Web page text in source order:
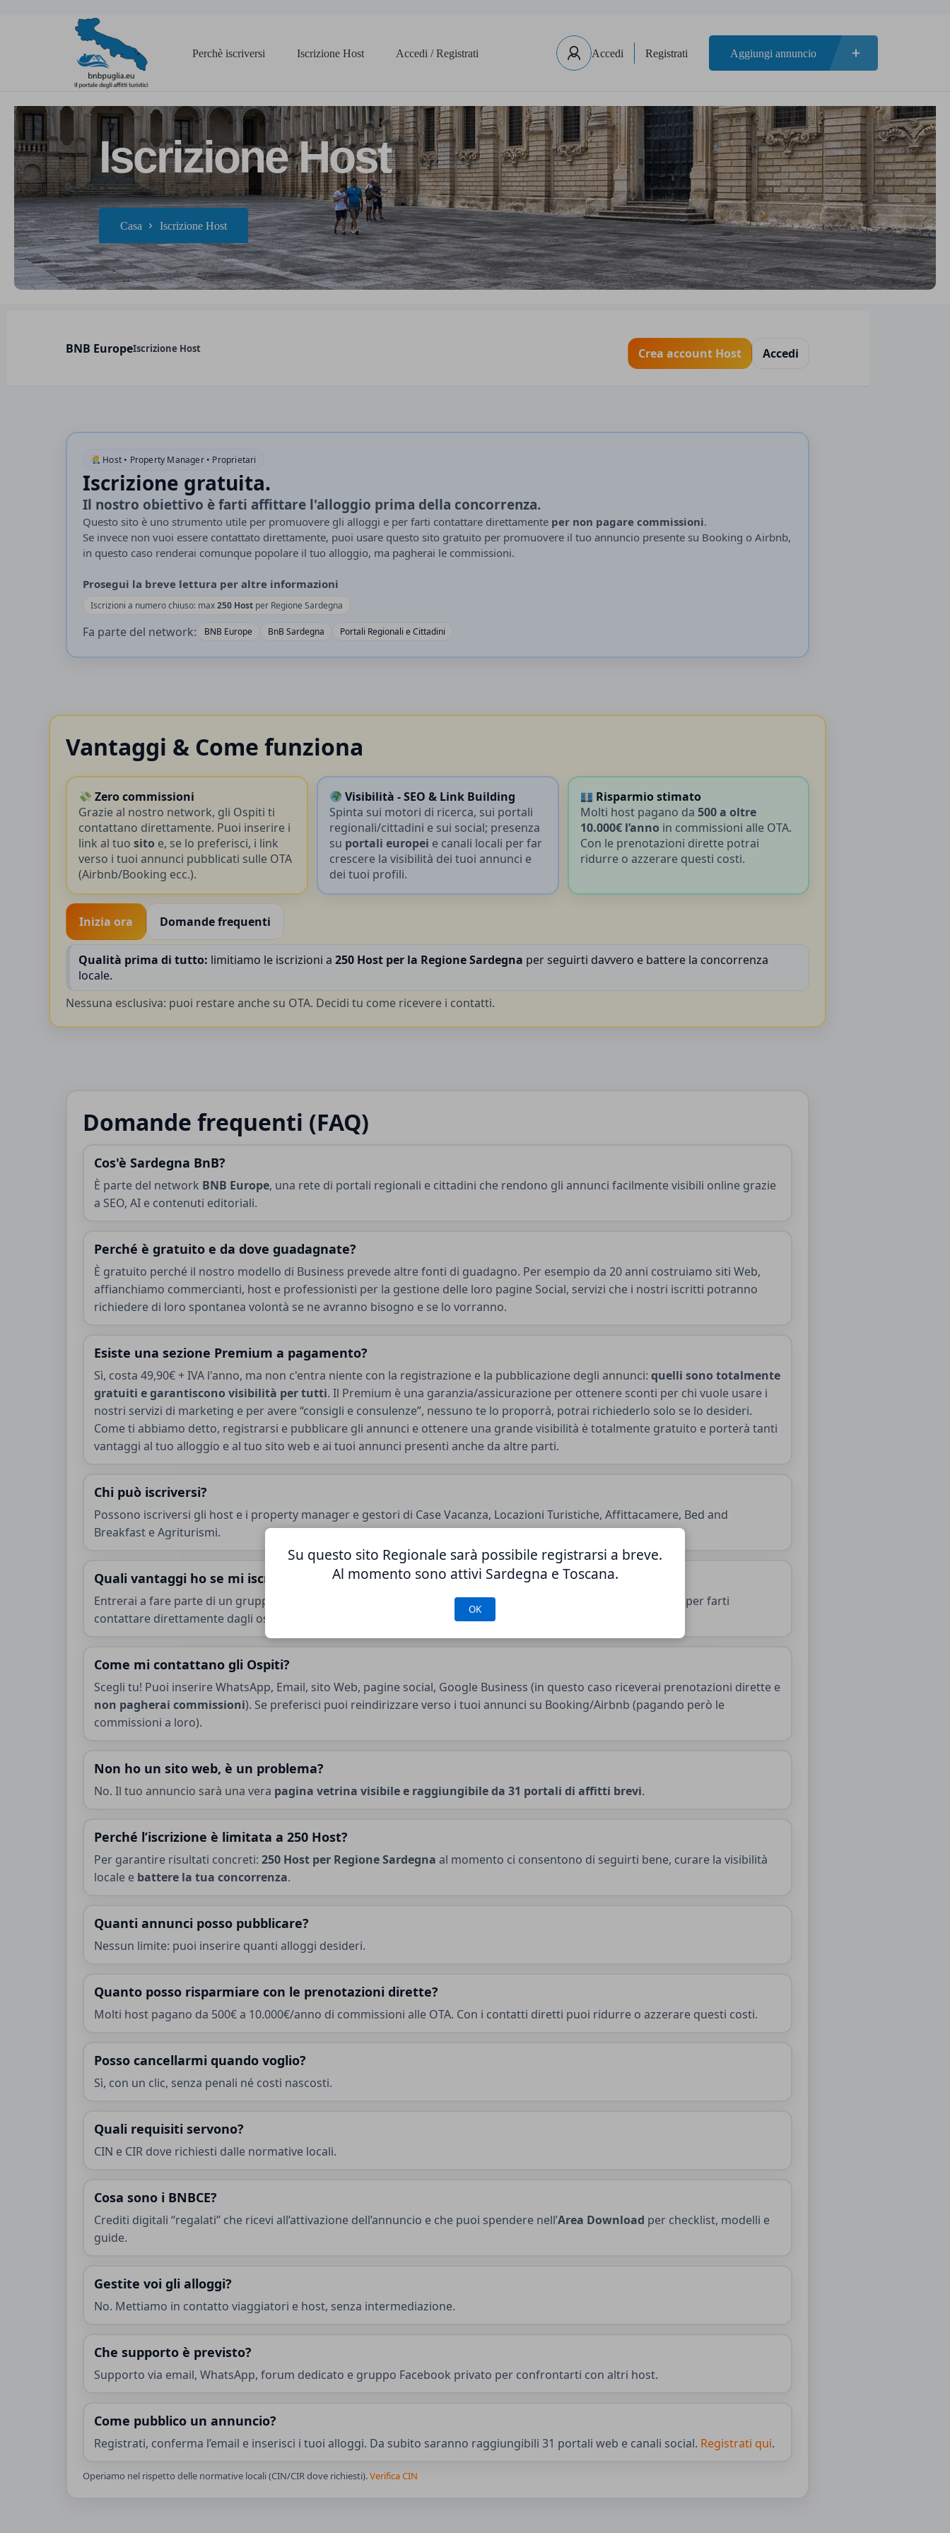
Perchè iscriversi Iscrizione Host Accedi / Registrati Accedi Registrati Aggiungi annuncio
Iscrizione Host
Casa Iscrizione Host
BNB EuropeIscrizione Host Crea account Host Accedi
BnB Sardegna – Iscrizione Host | BNB Europe
Host • Property Manager • Proprietari
Iscrizione gratuita.
Il nostro obiettivo è farti affittare l'alloggio prima della concorrenza.
Questo sito è uno strumento utile per promuovere gli alloggi e per farti contattare direttamente per non pagare commissioni.
Se invece non vuoi essere contattato direttamente, puoi usare questo sito gratuito per promuovere il tuo annuncio presente su Booking o Airbnb,
in questo caso renderai comunque popolare il tuo alloggio, ma pagherai le commissioni.
Prosegui la breve lettura per altre informazioni
Iscrizioni a numero chiuso: max250 Host per Regione Sardegna
Fa parte del network: BNB Europe BnB Sardegna Portali Regionali e Cittadini
Vantaggi & Come funziona
Zero commissioni
Grazie al nostro network, gli Ospiti ti
contattano direttamente. Puoi inserire i
link al tuosito e, se lo preferisci, i link
verso i tuoi annunci pubblicati sulle OTA
(Airbnb/Booking ecc.).
Visibilità - SEO & Link Building
Spinta sui motori di ricerca, sui portali
regionali/cittadini e sui social; presenza
su portali europei e canali locali per far
crescere la visibilità dei tuoi annunci e
dei tuoi profili.
Risparmio stimato
Molti host pagano da 500 a oltre
10.000€ l’anno in commissioni alle OTA.
Con le prenotazioni dirette potrai
ridurre o azzerare questi costi.
Inizia ora Domande frequenti
Qualità prima di tutto: limitiamo le iscrizioni a250 Host per la Regione Sardegna per seguirti davvero e battere la concorrenza
locale.
Nessuna esclusiva: puoi restare anche su OTA. Decidi tu come ricevere i contatti.
Domande frequenti (FAQ)
Cos'è Sardegna BnB?
È parte del network BNB Europe, una rete di portali regionali e cittadini che rendono gli annunci facilmente visibili online grazie
a SEO, AI e contenuti editoriali.
Perché è gratuito e da dove guadagnate?
È gratuito perché il nostro modello di Business prevede altre fonti di guadagno. Per esempio da 20 anni costruiamo siti Web,
affianchiamo commercianti, host e professionisti per la gestione delle loro pagine Social, servizi che i nostri iscritti potranno
richiedere di loro spontanea volontà se ne avranno bisogno e se lo vorranno.
Esiste una sezione Premium a pagamento?
Sì, costa 49,90€ + IVA l'anno, ma non c'entra niente con la registrazione e la pubblicazione degli annunci:quelli sono totalmente
gratuiti e garantiscono visibilità per tutti. Il Premium è una garanzia/assicurazione per ottenere sconti per chi vuole usare i
nostri servizi di marketing e per avere “consigli e consulenze”, nessuno te lo proporrà, potrai richiederlo solo se lo desideri.
Come ti abbiamo detto, registrarsi e pubblicare gli annunci e ottenere una grande visibilità è totalmente gratuito e porterà tanti
vantaggi al tuo alloggio e al tuo sito web e ai tuoi annunci presenti anche da altre parti.
Chi può iscriversi?
Possono iscriversi gli host e i property manager e gestori di Case Vacanza, Locazioni Turistiche, Affittacamere, Bed and
Breakfast e Agriturismi.
Quali vantaggi ho se mi iscrivo?
Entrerai a fare parte di un gruppo di esperti di marketing e web impegnati a dare più visibilità al tuo alloggio e per farti
contattare direttamente dagli ospiti e per pagare
zero commissionialle OTA.
Come mi contattano gli Ospiti?
Scegli tu! Puoi inserire WhatsApp, Email, sito Web, pagine social, Google Business (in questo caso riceverai prenotazioni dirette e
non pagherai commissioni). Se preferisci puoi reindirizzare verso i tuoi annunci su Booking/Airbnb (pagando però le
commissioni a loro).
Non ho un sito web, è un problema?
No. Il tuo annuncio sarà una vera pagina vetrina visibile e raggiungibile da 31 portali di affitti brevi.
Perché l’iscrizione è limitata a 250 Host?
Per garantire risultati concreti:250 Host per Regione Sardegna al momento ci consentono di seguirti bene, curare la visibilità
locale e battere la tua concorrenza.
Quanti annunci posso pubblicare?
Nessun limite: puoi inserire quanti alloggi desideri.
Quanto posso risparmiare con le prenotazioni dirette?
Molti host pagano da 500€ a 10.000€/anno di commissioni alle OTA. Con i contatti diretti puoi ridurre o azzerare questi costi.
Posso cancellarmi quando voglio?
Sì, con un clic, senza penali né costi nascosti.
Quali requisiti servono?
CIN e CIR dove richiesti dalle normative locali.
Cosa sono i BNBCE?
Crediti digitali “regalati” che ricevi all’attivazione dell’annuncio e che puoi spendere nell’Area Download per checklist, modelli e
guide.
Gestite voi gli alloggi?
No. Mettiamo in contatto viaggiatori e host, senza intermediazione.
Che supporto è previsto?
Supporto via email, WhatsApp, forum dedicato e gruppo Facebook privato per confrontarti con altri host.
Come pubblico un annuncio?
Registrati, conferma l’email e inserisci i tuoi alloggi. Da subito saranno raggiungibili 31 portali web e canali social. Registrati qui.
Operiamo nel rispetto delle normative locali (CIN/CIR dove richiesti).Verifica CIN
Su questo sito Regionale sarà possibile registrarsi a breve.
Al momento sono attivi Sardegna e Toscana.
OK